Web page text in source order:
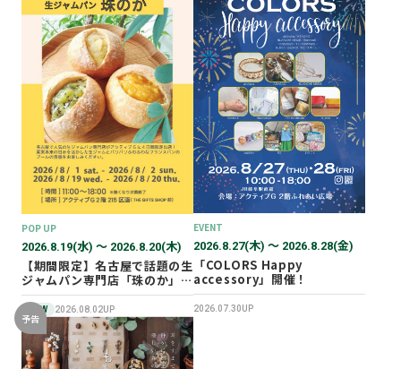
POP UP
2026.8.19(水) 〜 2026.8.20(木)
【期間限定】名古屋で話題の生
ジャムパン専門店「珠のか」
POP UP SHOP
NEW 2026.08.02UP
EVENT
2026.8.27(木) 〜 2026.8.28(金)
「COLORS Happy
accessory」開催！
2026.07.30UP
予告